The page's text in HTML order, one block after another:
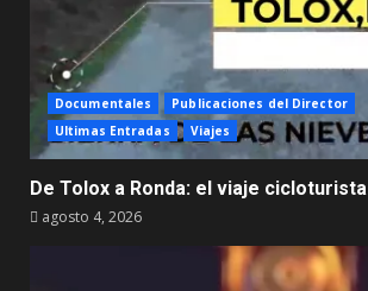
Documentales
Publicaciones del Director
Ultimas Entradas
Viajes
De Tolox a Ronda: el viaje cicloturista
agosto 4, 2026